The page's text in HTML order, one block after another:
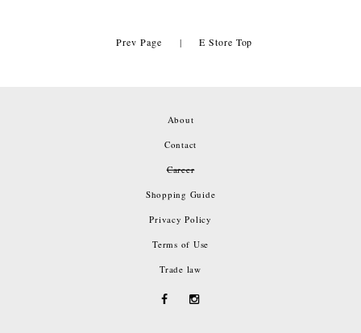
Prev Page | E Store Top
About
Contact
Career
Shopping Guide
Privacy Policy
Terms of Use
Trade law